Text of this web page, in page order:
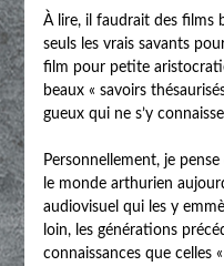
À lire, il faudrait des films
seuls les vrais savants
film pour petite
beaux « savoirs
gueux qui ne s’y
Personnellement, je
le monde arthurien
audiovisuel qui les y
loin, les générations
connaissances que celles